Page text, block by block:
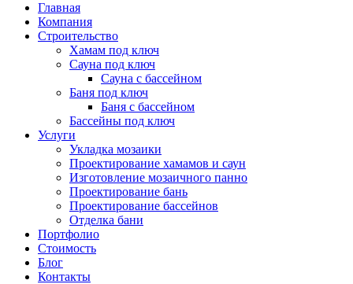
Главная
Компания
Строительство
Хамам под ключ
Сауна под ключ
Сауна с бассейном
Баня под ключ
Баня с бассейном
Бассейны под ключ
Услуги
Укладка мозаики
Проектирование хамамов и саун
Изготовление мозаичного панно
Проектирование бань
Проектирование бассейнов
Отделка бани
Портфолио
Стоимость
Блог
Контакты